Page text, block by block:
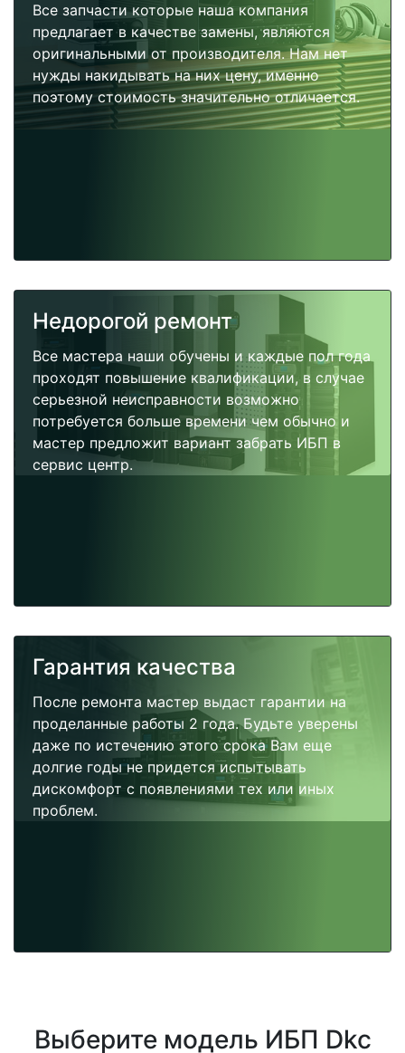
Все запчасти которые наша компания
предлагает в качестве замены, являются
оригинальными от производителя. Нам нет
нужды накидывать на них цену, именно
поэтому стоимость значительно отличается.
Недорогой ремонт
Все мастера наши обучены и каждые пол года
проходят повышение квалификации, в случае
серьезной неисправности возможно
потребуется больше времени чем обычно и
мастер предложит вариант забрать ИБП в
сервис центр.
Гарантия качества
После ремонта мастер выдаст гарантии на
проделанные работы 2 года. Будьте уверены
даже по истечению этого срока Вам еще
долгие годы не придется испытывать
дискомфорт с появлениями тех или иных
проблем.
Выберите модель ИБП Dkc